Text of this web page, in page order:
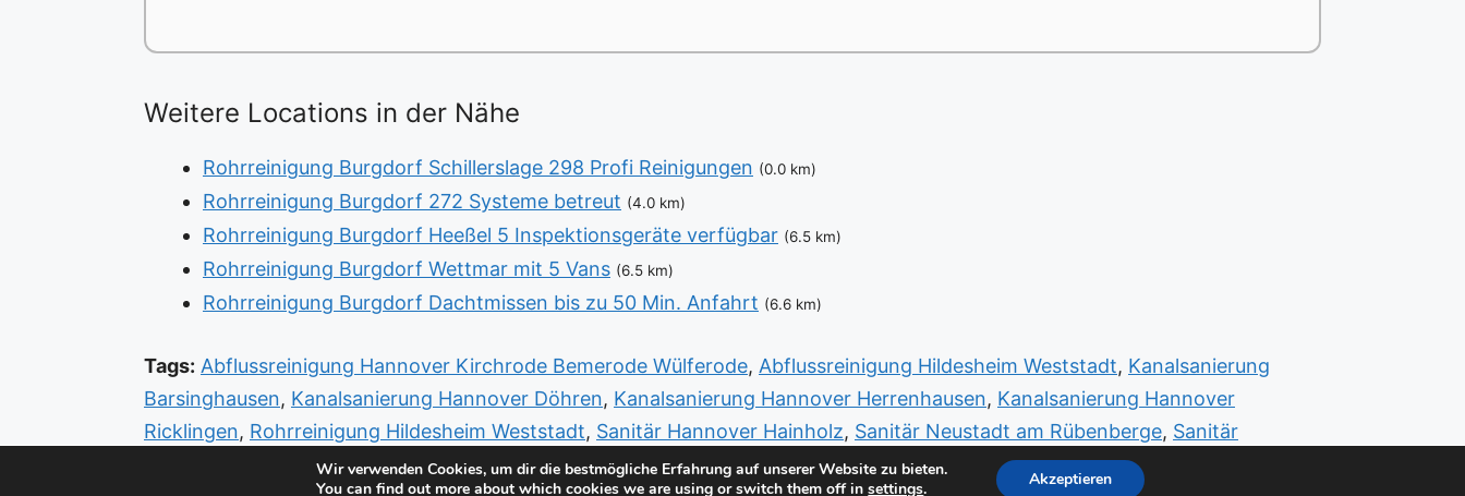
Weitere Locations in der Nähe
Rohrreinigung Burgdorf Schillerslage 298 Profi Reinigungen (0.0 km)
Rohrreinigung Burgdorf 272 Systeme betreut (4.0 km)
Rohrreinigung Burgdorf Heeßel 5 Inspektionsgeräte verfügbar (6.5 km)
Rohrreinigung Burgdorf Wettmar mit 5 Vans (6.5 km)
Rohrreinigung Burgdorf Dachtmissen bis zu 50 Min. Anfahrt (6.6 km)
Tags: Abflussreinigung Hannover Kirchrode Bemerode Wülferode, Abflussreinigung Hildesheim Weststadt, Kanalsanierung
Barsinghausen, Kanalsanierung Hannover Döhren, Kanalsanierung Hannover Herrenhausen, Kanalsanierung Hannover
Ricklingen, Rohrreinigung Hildesheim Weststadt, Sanitär Hannover Hainholz, Sanitär Neustadt am Rübenberge, Sanitär
Notdienst Hannover Kirchrode Bemerode Wülferode
Wir verwenden Cookies, um dir die bestmögliche Erfahrung auf unserer Website zu bieten.
You can find out more about which cookies we are using or switch them off insettings. Akzeptieren